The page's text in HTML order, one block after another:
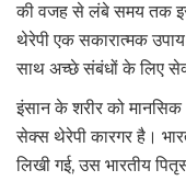
की वजह से लंबे समय तक
थेरेपी एक सकारात्मक
साथ अच्छे संबंधों के लिए
इंसान के शरीर को
सेक्स थेरेपी कारगर है।
लिखी गई, उस भारतीय